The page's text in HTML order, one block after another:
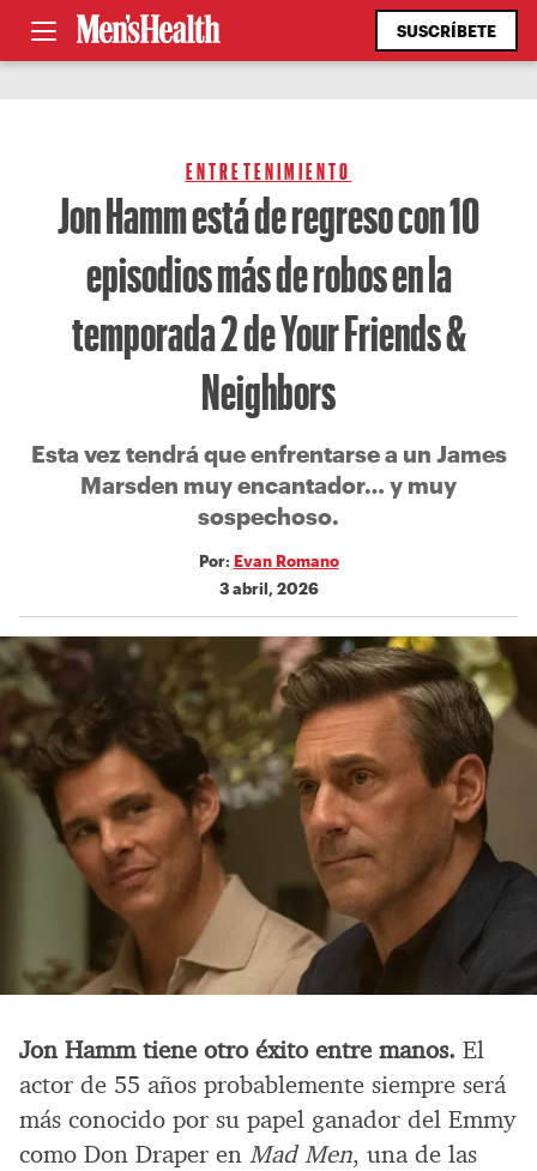
SUSCRÍBETE
ENTRETENIMIENTO
Jon Hamm está de regreso con 10
episodios más de robos en la
temporada 2 de Your Friends &
Neighbors
Esta vez tendrá que enfrentarse a un James
Marsden muy encantador… y muy
sospechoso.
Por: Evan Romano
3 abril, 2026
Jon Hamm tiene otro éxito entre manos. El
actor de 55 años probablemente siempre será
más conocido por su papel ganador del Emmy
como Don Draper en Mad Men, una de las